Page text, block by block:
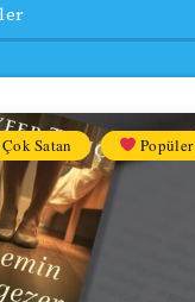
Satan Popüler